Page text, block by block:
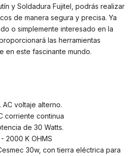
y Soldadura Fujitel, podrás realizar
de manera segura y precisa. Ya
o simplemente interesado en la
las herramientas
en este fascinante mundo.
AC voltaje alterno.
corriente continua
de 30 Watts.
2000 K OHMS
30w, con tierra eléctrica para